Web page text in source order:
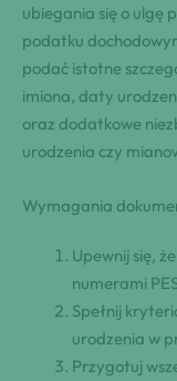
ubiegania się o ulgę
podatku
podać istotne
imiona, daty
oraz dodatkowe
urodzenia czy
Wymagania
Upewnij się,
numerami
Spełnij
urodzenia w
Przygotuj